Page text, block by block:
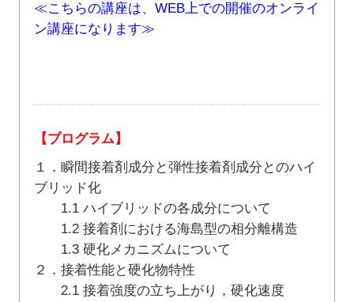
≪こちらの講座は、WEB上での開催のオンライ
ン講座になります≫
【プログラム】
１．瞬間接着剤成分と弾性接着剤成分とのハイ
ブリッド化
1.1 ハイブリッドの各成分について
1.2 接着剤における海島型の相分離構造
1.3 硬化メカニズムについて
２．接着性能と硬化物特性
2.1 接着強度の立ち上がり，硬化速度